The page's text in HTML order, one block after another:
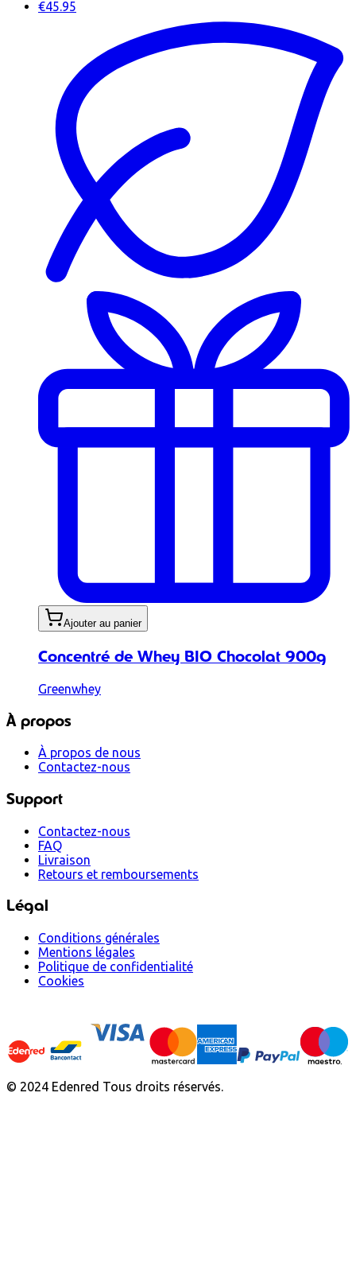
€45.95
Ajouter au panier
Concentré de Whey BIO Chocolat 900g
Greenwhey
À propos
À propos de nous
Contactez-nous
Support
Contactez-nous
FAQ
Livraison
Retours et remboursements
Légal
Conditions générales
Mentions légales
Politique de confidentialité
Cookies
© 2024 Edenred Tous droits réservés.